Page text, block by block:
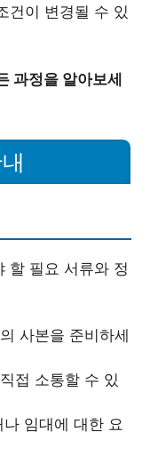
건이 변경될 수 있
과정을 알아보세
할 필요 서류와 정
사본을 준비하세
접 소통할 수 있
임대에 대한 요